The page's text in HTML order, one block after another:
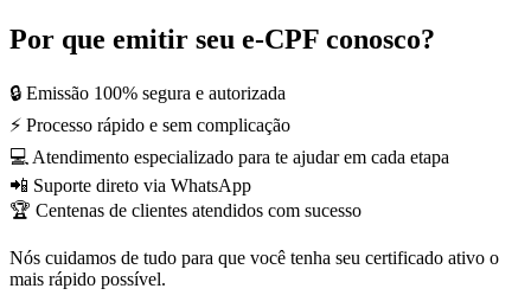
Por que emitir seu e-CPF conosco?
🔒 Emissão 100% segura e autorizada
⚡ Processo rápido e sem complicação
💻 Atendimento especializado para te ajudar em cada etapa
📲 Suporte direto via WhatsApp
🏆 Centenas de clientes atendidos com sucesso
Nós cuidamos de tudo para que você tenha seu certificado ativo o
mais rápido possível.